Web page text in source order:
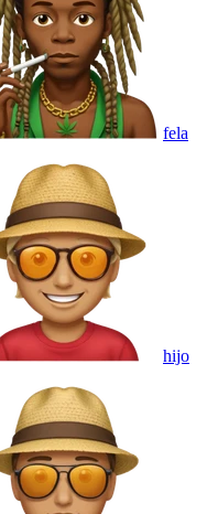
fela
hijo